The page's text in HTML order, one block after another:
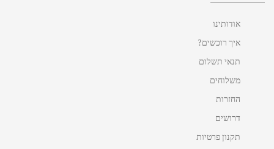
אודותינו
איך רוכשים?
תנאי תשלום
משלוחים
החזרות
דרושים
תקנון פרטיות